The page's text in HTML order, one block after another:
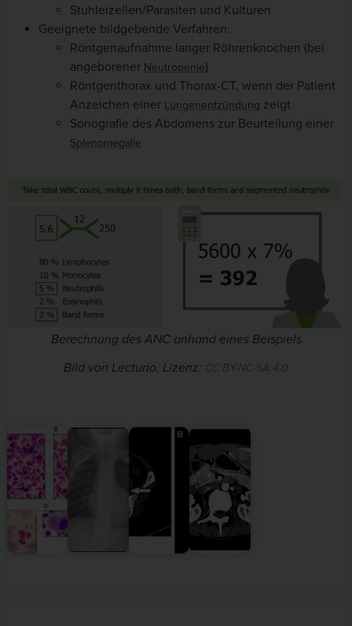
Stuhleizellen/Parasiten und Kulturen
Geeignete bildgebende Verfahren:
Röntgenaufnahme langer Röhrenknochen (bei
angeborener Neutropenie)
Röntgenthorax und Thorax-CT, wenn der Patient
Anzeichen einer Lungenentzündung zeigt
Sonografie des Abdomens zur Beurteilung einer
Splenomegalie
Berechnung des ANC anhand eines Beispiels
Bild von Lecturio. Lizenz: CC BY-NC-SA 4.0